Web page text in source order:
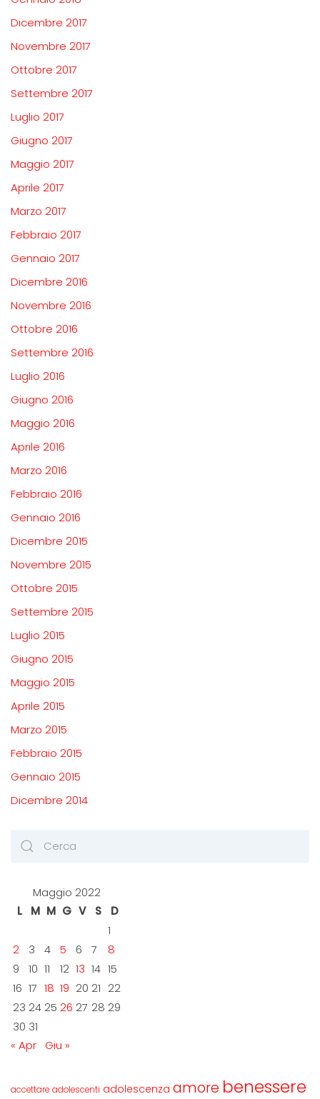
Dicembre 2017
Novembre 2017
Ottobre 2017
Settembre 2017
Luglio 2017
Giugno 2017
Maggio 2017
Aprile 2017
Marzo 2017
Febbraio 2017
Gennaio 2017
Dicembre 2016
Novembre 2016
Ottobre 2016
Settembre 2016
Luglio 2016
Giugno 2016
Maggio 2016
Aprile 2016
Marzo 2016
Febbraio 2016
Gennaio 2016
Dicembre 2015
Novembre 2015
Ottobre 2015
Settembre 2015
Luglio 2015
Giugno 2015
Maggio 2015
Aprile 2015
Marzo 2015
Febbraio 2015
Gennaio 2015
Dicembre 2014
Maggio 2022
L
M M G V S
D
1
2
3 4 5 6 7
8
9
10 11 12 13 14 15
16 17 18 19 20 21 22
23 24 25 26 27 28 29
30 31
« Apr
Giu »
accettare adolescenti adolescenza amore benessere